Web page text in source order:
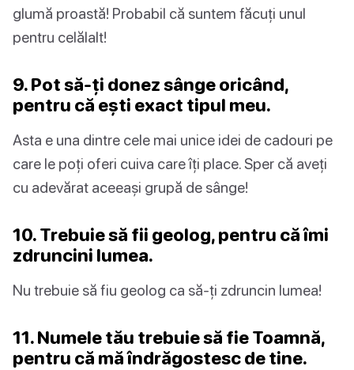
glumă proastă! Probabil că suntem făcuți unul
pentru celălalt!
9. Pot să-ți donez sânge oricând,
pentru că ești exact tipul meu.
Asta e una dintre cele mai unice idei de cadouri pe
care le poți oferi cuiva care îți place. Sper că aveți
cu adevărat aceeași grupă de sânge!
10. Trebuie să fii geolog, pentru că îmi
zdruncini lumea.
Nu trebuie să fiu geolog ca să-ți zdruncin lumea!
11. Numele tău trebuie să fie Toamnă,
pentru că mă îndrăgostesc de tine.